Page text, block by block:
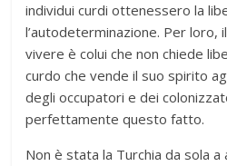
individui curdi ottenessero la
l’autodeterminazione. Per loro,
vivere è colui che non chiede
curdo che vende il suo spirito
degli occupatori e dei
perfettamente questo fatto.
Non è stata la Turchia da sola a